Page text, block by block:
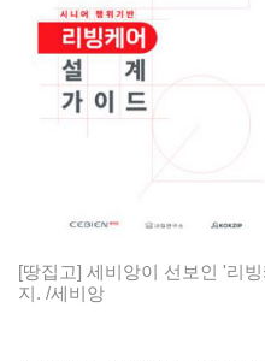
[땅집고] 세비앙이 선보인 '리
지. /세비앙